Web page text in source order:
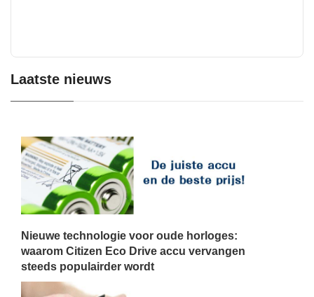
Laatste nieuws
Nieuwe technologie voor oude horloges:
waarom Citizen Eco Drive accu vervangen
steeds populairder wordt